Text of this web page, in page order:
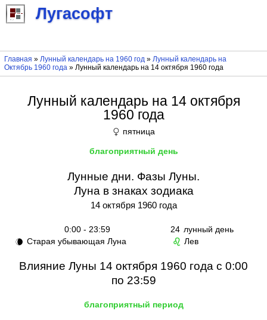
Лугасофт
Главная » Лунный календарь на 1960 год» Лунный календарь на
Октябрь 1960 года» Лунный календарь на 14 октября 1960 года
Лунный календарь на 14 октября
1960 года
♀ пятница
благоприятный день
Лунные дни. Фазы Луны.
Луна в знаках зодиака
14 октября 1960 года
0:00 - 23:59 24 лунный день
🌘 Старая убывающая Луна ♌ Лев
Влияние Луны 14 октября 1960 года с 0:00
по 23:59
благоприятный период